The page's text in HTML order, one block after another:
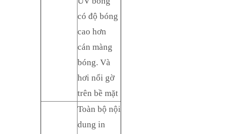
có độ bóng
cao hơn
cán màng
bóng. Và
hơi nổi gờ
trên bề mặt
Toàn bộ nội
dung in